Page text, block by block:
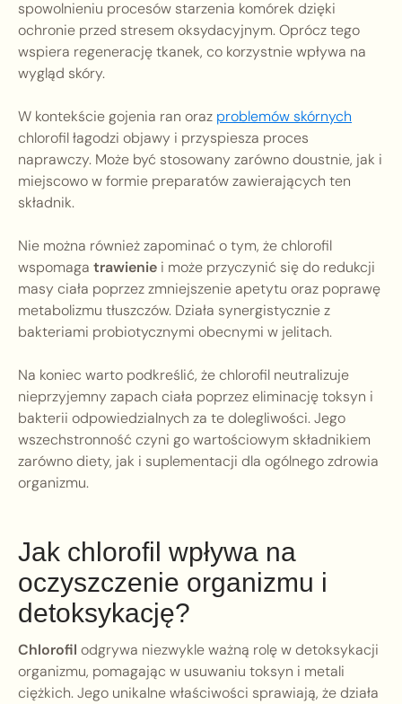
spowolnieniu procesów starzenia komórek dzięki
ochronie przed stresem oksydacyjnym. Oprócz tego
wspiera regenerację tkanek, co korzystnie wpływa na
wygląd skóry.
W kontekście gojenia ran oraz problemów skórnych
chlorofil łagodzi objawy i przyspiesza proces
naprawczy. Może być stosowany zarówno doustnie, jak i
miejscowo w formie preparatów zawierających ten
składnik.
Nie można również zapominać o tym, że chlorofil
wspomaga trawienie i może przyczynić się do redukcji
masy ciała poprzez zmniejszenie apetytu oraz poprawę
metabolizmu tłuszczów. Działa synergistycznie z
bakteriami probiotycznymi obecnymi w jelitach.
Na koniec warto podkreślić, że chlorofil neutralizuje
nieprzyjemny zapach ciała poprzez eliminację toksyn i
bakterii odpowiedzialnych za te dolegliwości. Jego
wszechstronność czyni go wartościowym składnikiem
zarówno diety, jak i suplementacji dla ogólnego zdrowia
organizmu.
Jak chlorofil wpływa na
oczyszczenie organizmu i
detoksykację?
Chlorofil odgrywa niezwykle ważną rolę w detoksykacji
organizmu, pomagając w usuwaniu toksyn i metali
ciężkich. Jego unikalne właściwości sprawiają, że działa